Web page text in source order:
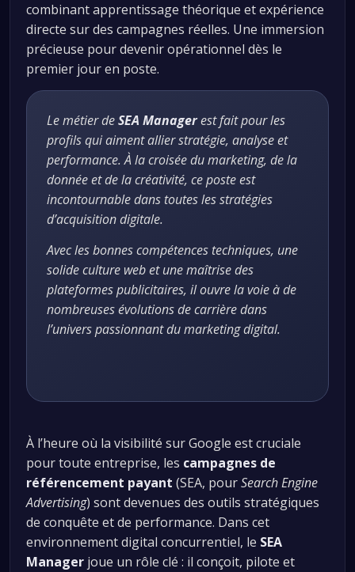
combinant apprentissage théorique et expérience
directe sur des campagnes réelles. Une immersion
précieuse pour devenir opérationnel dès le
premier jour en poste.
Le métier deSEA Managerest fait pour les
profils qui aiment allier stratégie, analyse et
performance. À la croisée du marketing, de la
donnée et de la créativité, ce poste est
incontournable dans toutes les stratégies
d’acquisition digitale.
Avec les bonnes compétences techniques, une
solide culture web et une maîtrise des
plateformes publicitaires, il ouvre la voie à de
nombreuses évolutions de carrière dans
l’univers passionnant du marketing digital.
À l’heure où la visibilité sur Google est cruciale
pour toute entreprise, les campagnes de
référencement payant (SEA, pourSearch Engine
Advertising) sont devenues des outils stratégiques
de conquête et de performance. Dans cet
environnement digital concurrentiel, le SEA
Manager joue un rôle clé : il conçoit, pilote et